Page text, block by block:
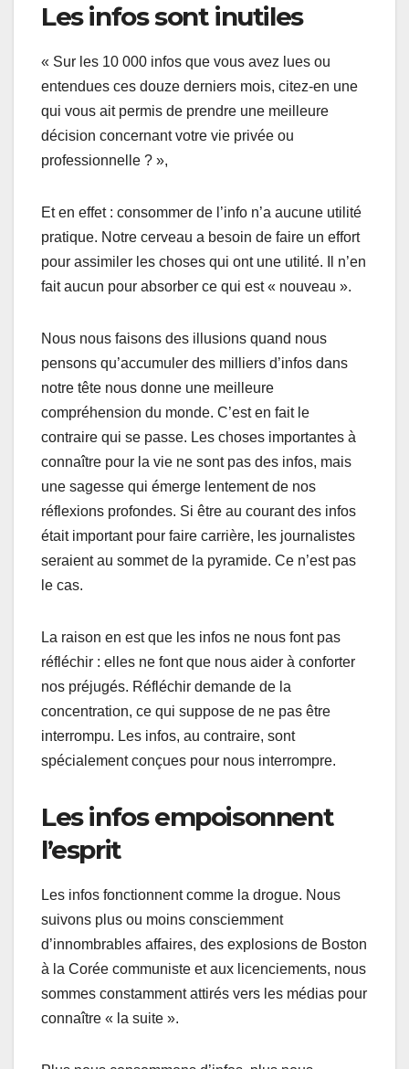
Les infos sont inutiles
« Sur les 10 000 infos que vous avez lues ou
entendues ces douze derniers mois, citez-en une
qui vous ait permis de prendre une meilleure
décision concernant votre vie privée ou
professionnelle ? »,
Et en effet : consommer de l’info n’a aucune utilité
pratique. Notre cerveau a besoin de faire un effort
pour assimiler les choses qui ont une utilité. Il n’en
fait aucun pour absorber ce qui est « nouveau ».
Nous nous faisons des illusions quand nous
pensons qu’accumuler des milliers d’infos dans
notre tête nous donne une meilleure
compréhension du monde. C’est en fait le
contraire qui se passe. Les choses importantes à
connaître pour la vie ne sont pas des infos, mais
une sagesse qui émerge lentement de nos
réflexions profondes. Si être au courant des infos
était important pour faire carrière, les journalistes
seraient au sommet de la pyramide. Ce n’est pas
le cas.
La raison en est que les infos ne nous font pas
réfléchir : elles ne font que nous aider à conforter
nos préjugés. Réfléchir demande de la
concentration, ce qui suppose de ne pas être
interrompu. Les infos, au contraire, sont
spécialement conçues pour nous interrompre.
Les infos empoisonnent
l’esprit
Les infos fonctionnent comme la drogue. Nous
suivons plus ou moins consciemment
d’innombrables affaires, des explosions de Boston
à la Corée communiste et aux licenciements, nous
sommes constamment attirés vers les médias pour
connaître « la suite ».